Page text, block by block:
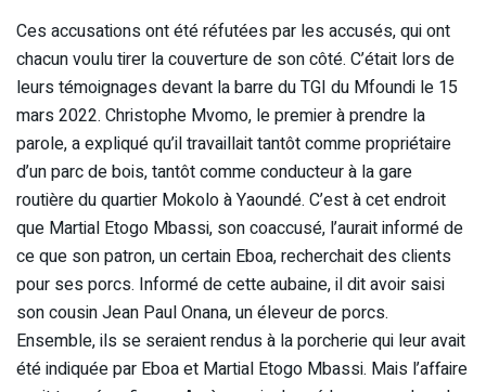
Ces accusations ont été réfutées par les accusés, qui ont
chacun voulu tirer la couverture de son côté. C’était lors de
leurs témoignages devant la barre du TGI du Mfoundi le 15
mars 2022. Christophe Mvomo, le premier à prendre la
parole, a expliqué qu’il travaillait tantôt comme propriétaire
d’un parc de bois, tantôt comme conducteur à la gare
routière du quartier Mokolo à Yaoundé. C’est à cet endroit
que Martial Etogo Mbassi, son coaccusé, l’aurait informé de
ce que son patron, un certain Eboa, recherchait des clients
pour ses porcs. Informé de cette aubaine, il dit avoir saisi
son cousin Jean Paul Onana, un éleveur de porcs.
Ensemble, ils se seraient rendus à la porcherie qui leur avait
été indiquée par Eboa et Martial Etogo Mbassi. Mais l’affaire